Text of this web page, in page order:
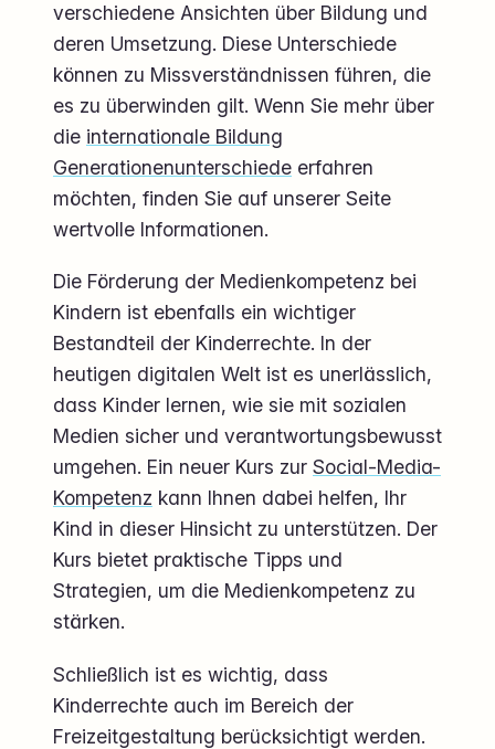
verschiedene Ansichten über Bildung und
deren Umsetzung. Diese Unterschiede
können zu Missverständnissen führen, die
es zu überwinden gilt. Wenn Sie mehr über
die internationale Bildung
Generationenunterschiede erfahren
möchten, finden Sie auf unserer Seite
wertvolle Informationen.
Die Förderung der Medienkompetenz bei
Kindern ist ebenfalls ein wichtiger
Bestandteil der Kinderrechte. In der
heutigen digitalen Welt ist es unerlässlich,
dass Kinder lernen, wie sie mit sozialen
Medien sicher und verantwortungsbewusst
umgehen. Ein neuer Kurs zur Social-Media-
Kompetenz kann Ihnen dabei helfen, Ihr
Kind in dieser Hinsicht zu unterstützen. Der
Kurs bietet praktische Tipps und
Strategien, um die Medienkompetenz zu
stärken.
Schließlich ist es wichtig, dass
Kinderrechte auch im Bereich der
Freizeitgestaltung berücksichtigt werden.